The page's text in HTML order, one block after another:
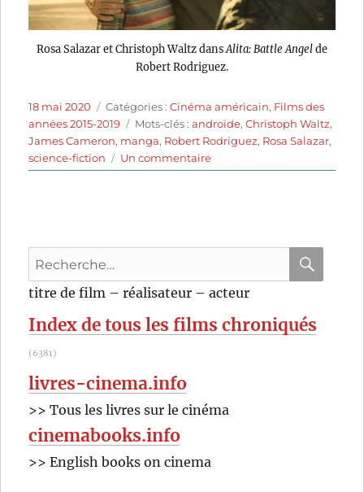
Rosa Salazar et Christoph Waltz dansAlita: Battle Angelde
Robert Rodriguez.
Publié
le
18 mai 2020 Catégories
Catégories :Cinéma américain, Films des
années 2015-2019
Étiquettes
Mots-clés :androïde,Christoph Waltz,
James Cameron, manga, Robert Rodriguez, Rosa Salazar,
science-fiction
Un commentairesur
Alita:
Recherche
pour
titre de film – réalisateur – acteur
Index de tous les films chroniqués
(6381)
livres-cinema.info
>> Tous les livres sur le cinéma
cinemabooks.info
>> English books on cinema